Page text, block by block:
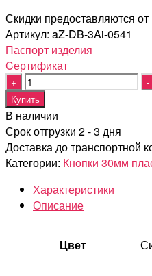
Скидки предоставляются от
Артикул: aZ-DB-3Ai-0541
Паспорт изделия
Cертификат
Quantity
Купить
В наличии
Срок отгрузки 2 - 3 дня
Доставка до транспортной
Категории: Кнопки 30мм
Характеристики
Описание
Цвет